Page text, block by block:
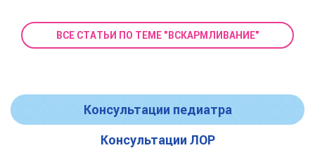
ВСЕ СТАТЬИ ПО ТЕМЕ "ВСКАРМЛИВАНИЕ"
Консультации педиатра
Консультации ЛОР